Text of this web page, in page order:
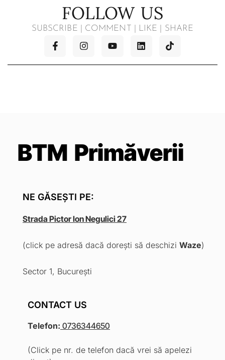
FOLLOW US
SUBSCRIBE | COMMENT | LIKE | SHARE
BTM Primăverii
NE GĂSEȘTI PE:
Strada Pictor Ion Negulici 27
(click pe adresă dacă dorești să deschizi Waze)
Sector 1, București
CONTACT US
Telefon: 0736344650
(Click pe nr. de telefon dacă vrei să apelezi